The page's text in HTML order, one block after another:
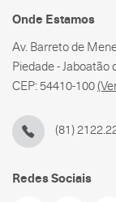
Onde Estamos
Av. Barreto de
Piedade -
CEP: 54410-100
Redes Sociais
(81)